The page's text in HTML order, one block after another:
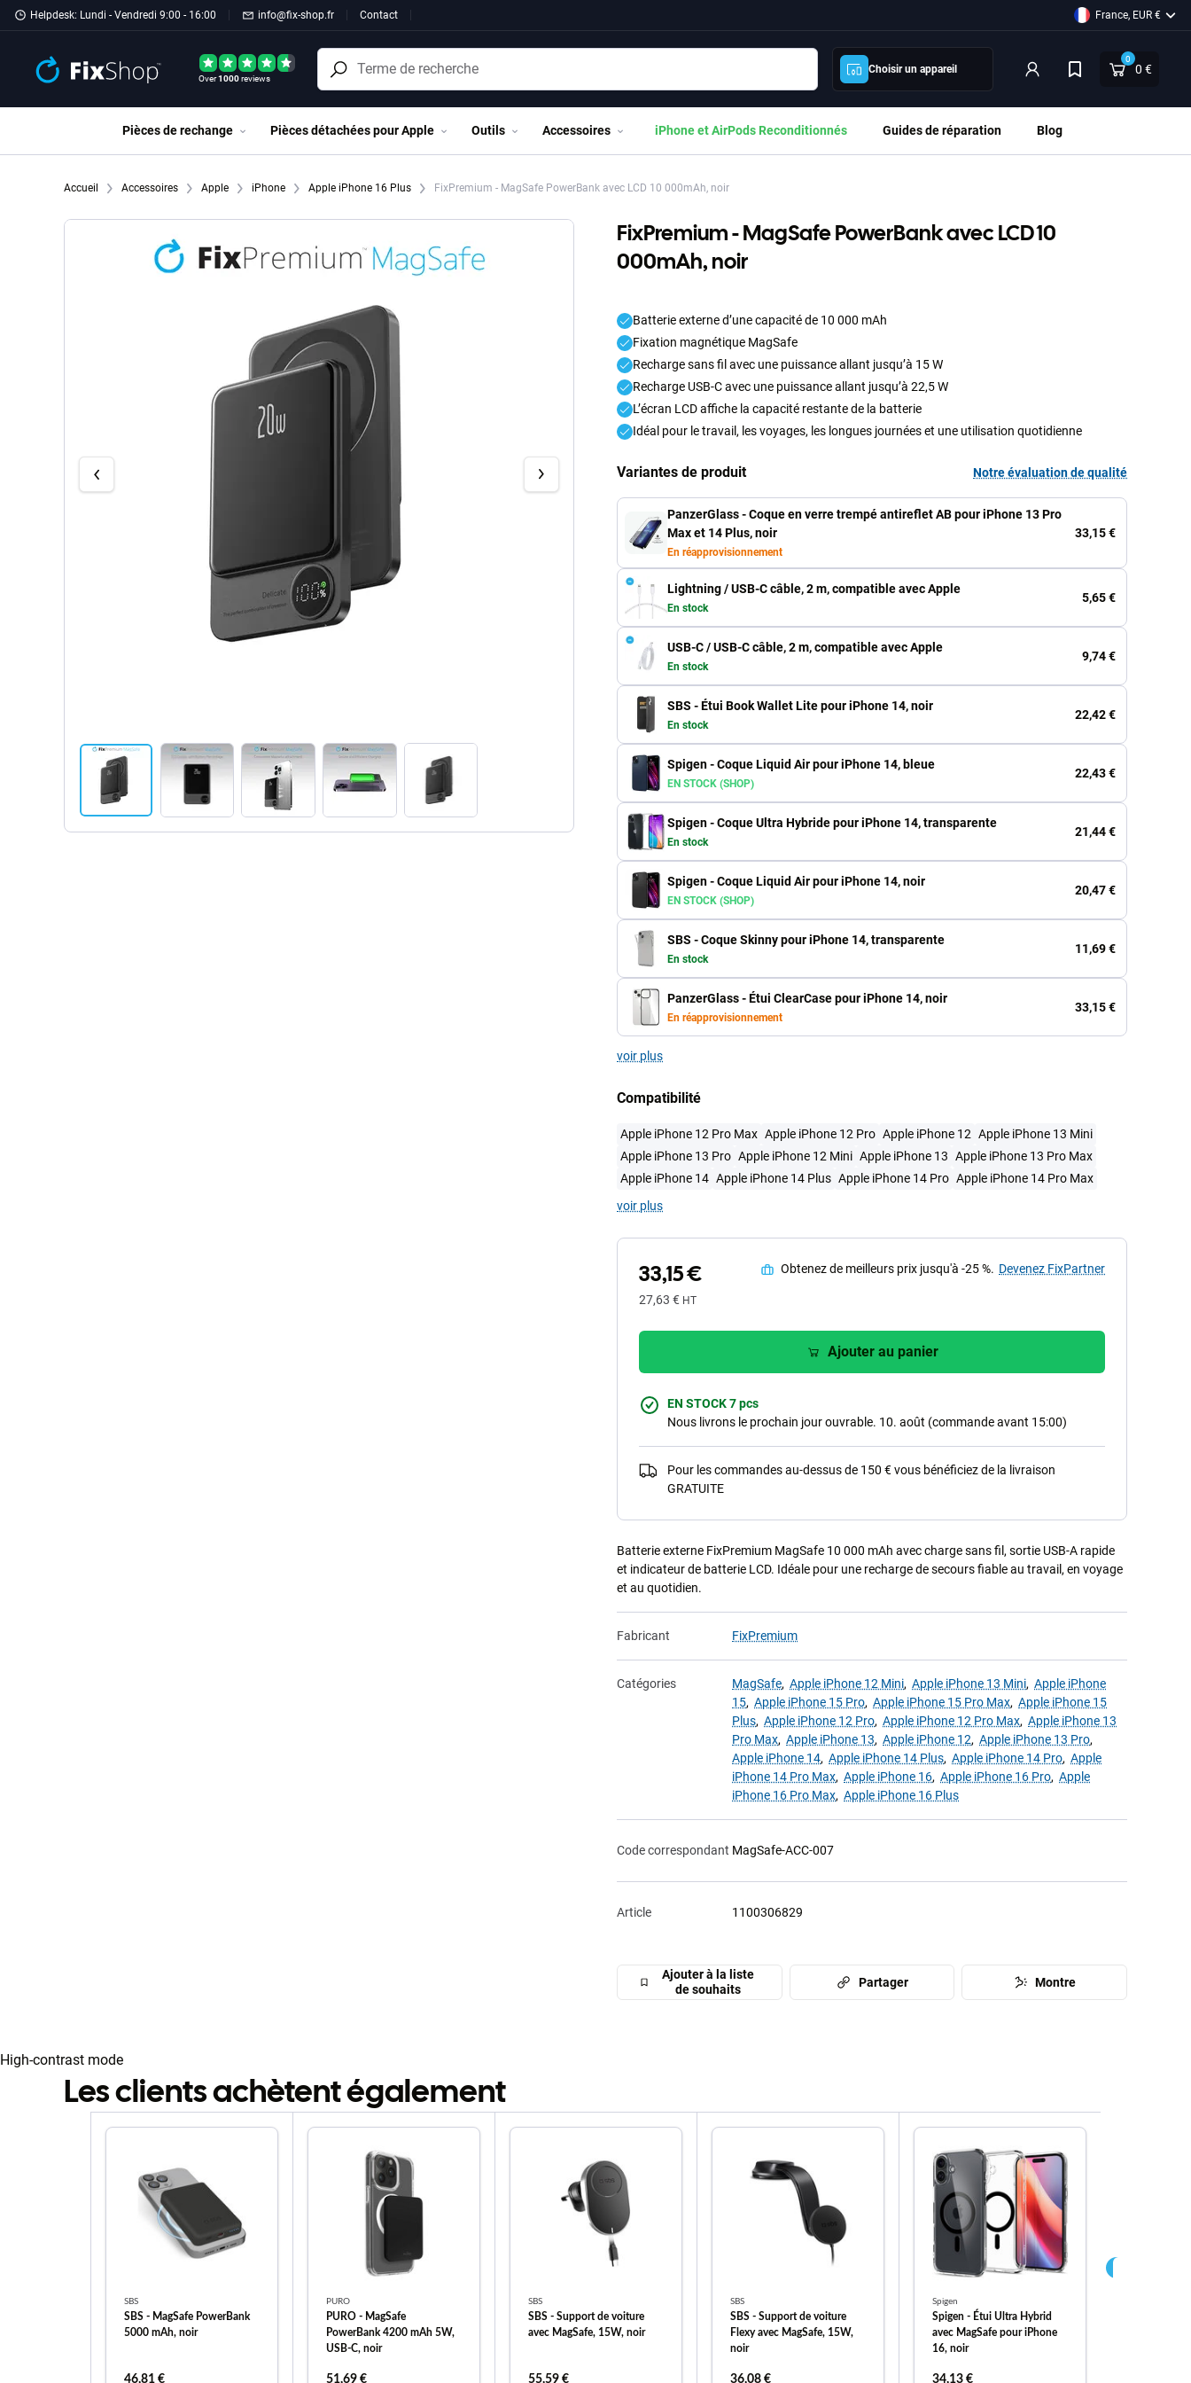
Passer au contenu principal
Helpdesk: Lundi - Vendredi 9:00 - 16:00 info@fix-shop.fr Contact France, EUR €
Over1000reviews
Choisir un appareil
0
0 €
Pièces de rechange Pièces détachées pour Apple Outils Accessoires iPhone et AirPods Reconditionnés Guides de réparation Blog
Accueil Accessoires Apple iPhone Apple iPhone 16 Plus FixPremium - MagSafe PowerBank avec LCD 10 000mAh, noir
FixPremium - MagSafe PowerBank avec LCD 10
000mAh, noir
Batterie externe d’une capacité de 10 000 mAh
Fixation magnétique MagSafe
Recharge sans fil avec une puissance allant jusqu’à 15 W
Recharge USB-C avec une puissance allant jusqu’à 22,5 W
L’écran LCD affiche la capacité restante de la batterie
Idéal pour le travail, les voyages, les longues journées et une utilisation quotidienne
Variantes de produit Notre évaluation de qualité
PanzerGlass - Coque en verre trempé antireflet AB pour iPhone 13 Pro
Max et 14 Plus, noir
En réapprovisionnement
33,15 €
Lightning / USB-C câble, 2 m, compatible avec Apple
En stock
5,65 €
USB-C / USB-C câble, 2 m, compatible avec Apple
En stock
9,74 €
SBS - Étui Book Wallet Lite pour iPhone 14, noir
En stock
22,42 €
Spigen - Coque Liquid Air pour iPhone 14, bleue
EN STOCK (SHOP)
22,43 €
Spigen - Coque Ultra Hybride pour iPhone 14, transparente
En stock
21,44 €
Spigen - Coque Liquid Air pour iPhone 14, noir
EN STOCK (SHOP)
20,47 €
SBS - Coque Skinny pour iPhone 14, transparente
En stock
11,69 €
PanzerGlass - Étui ClearCase pour iPhone 14, noir
En réapprovisionnement
33,15 €
voir plus
Compatibilité
Apple iPhone 12 Pro Max Apple iPhone 12 Pro Apple iPhone 12 Apple iPhone 13 Mini
Apple iPhone 13 Pro Apple iPhone 12 Mini Apple iPhone 13 Apple iPhone 13 Pro Max
Apple iPhone 14 Apple iPhone 14 Plus Apple iPhone 14 Pro Apple iPhone 14 Pro Max
voir plus
33,15 €
27,63 € HT
Obtenez de meilleurs prix jusqu'à -25 %. Devenez FixPartner
Ajouter au panier
EN STOCK 7 pcs
Nous livrons le prochain jour ouvrable. 10. août (commande avant 15:00)
Pour les commandes au-dessus de 150 € vous bénéficiez de la livraison
GRATUITE
Batterie externe FixPremium MagSafe 10 000 mAh avec charge sans fil, sortie USB-A rapide
et indicateur de batterie LCD. Idéale pour une recharge de secours fiable au travail, en voyage
et au quotidien.
Fabricant FixPremium
Catégories MagSafe, Apple iPhone 12 Mini, Apple iPhone 13 Mini, Apple iPhone
15, Apple iPhone 15 Pro, Apple iPhone 15 Pro Max, Apple iPhone 15
Plus, Apple iPhone 12 Pro, Apple iPhone 12 Pro Max, Apple iPhone 13
Pro Max, Apple iPhone 13, Apple iPhone 12, Apple iPhone 13 Pro,
Apple iPhone 14, Apple iPhone 14 Plus, Apple iPhone 14 Pro, Apple
iPhone 14 Pro Max, Apple iPhone 16, Apple iPhone 16 Pro, Apple
iPhone 16 Pro Max, Apple iPhone 16 Plus
Code correspondant MagSafe-ACC-007
Article 1100306829
Ajouter à la liste
de souhaits
Partager Montre
High-contrast mode
Les clients achètent également
SBS
SBS - MagSafe PowerBank
5000 mAh, noir
46,81 €
PURO
PURO - MagSafe
PowerBank 4200 mAh 5W,
USB-C, noir
51,69 €
SBS
SBS - Support de voiture
avec MagSafe, 15W, noir
55,59 €
SBS
SBS - Support de voiture
Flexy avec MagSafe, 15W,
noir
36,08 €
Spigen
Spigen - Étui Ultra Hybrid
avec MagSafe pour iPhone
16, noir
34,13 €